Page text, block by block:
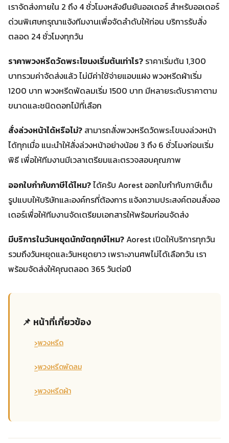
เราจัดส่งภายใน 2 ถึง 4 ชั่วโมงหลังยืนยันออเดอร์ สำหรับออเดอร์
ด่วนพิเศษกรุณาแจ้งทีมงานเพื่อจัดลำดับให้ก่อน บริการรับสั่ง
ตลอด 24 ชั่วโมงทุกวัน
ราคาพวงหรีดวัดพระโขนงเริ่มต้นเท่าไร? ราคาเริ่มต้น 1,300
บาทรวมค่าจัดส่งแล้ว ไม่มีค่าใช้จ่ายแอบแฝง พวงหรีดผ้าเริ่ม
1200 บาท พวงหรีดพัดลมเริ่ม 1500 บาท มีหลายระดับราคาตาม
ขนาดและชนิดดอกไม้ที่เลือก
สั่งล่วงหน้าได้หรือไม่? สามารถสั่งพวงหรีดวัดพระโขนงล่วงหน้า
ได้ทุกเมื่อ แนะนำให้สั่งล่วงหน้าอย่างน้อย 3 ถึง 6 ชั่วโมงก่อนเริ่ม
พิธี เพื่อให้ทีมงานมีเวลาเตรียมและตรวจสอบคุณภาพ
ออกใบกำกับภาษีได้ไหม?ได้ครับ Aorest ออกใบกำกับภาษีเต็ม
รูปแบบให้บริษัทและองค์กรที่ต้องการ แจ้งความประสงค์ตอนสั่งออ
เดอร์เพื่อให้ทีมงานจัดเตรียมเอกสารให้พร้อมก่อนจัดส่ง
มีบริการในวันหยุดนักขัตฤกษ์ไหม?Aorest เปิดให้บริการทุกวัน
รวมถึงวันหยุดและวันหยุดยาว เพราะงานศพไม่ได้เลือกวัน เรา
พร้อมจัดส่งให้คุณตลอด 365 วันต่อปี
📌 หน้าที่เกี่ยวข้อง
›พวงหรีด
›พวงหรีดพัดลม
›พวงหรีดผ้า